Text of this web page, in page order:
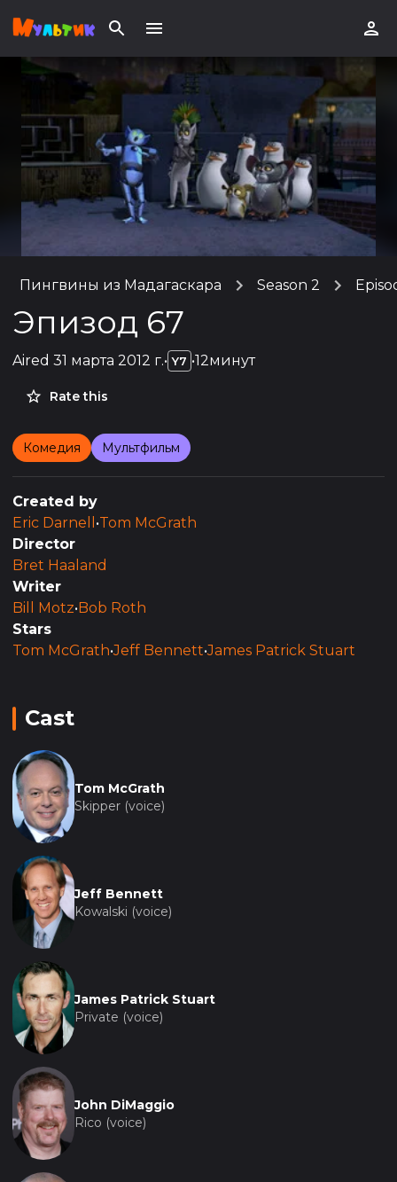
Пингвины из Мадагаскара Season 2
Эпизод 67
Aired 31 марта 2012 г.• Y7 •12минут
Rate this
Комедия Мультфильм
Created by
Eric Darnell •Tom McGrath
Director
Bret Haaland
Writer
Bill Motz• Bob Roth
Stars
Tom McGrath•Jeff Bennett•James Patrick Stuart
Cast
Tom McGrath
Skipper (voice)
Jeff Bennett
Kowalski (voice)
James Patrick Stuart
Private (voice)
John DiMaggio
Rico (voice)